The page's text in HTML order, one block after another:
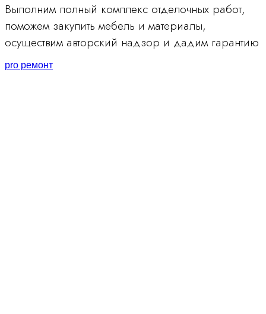
Выполним полный комплекс отделочных работ,
поможем закупить мебель и материалы,
осуществим авторский надзор и дадим гарантию
pro ремонт